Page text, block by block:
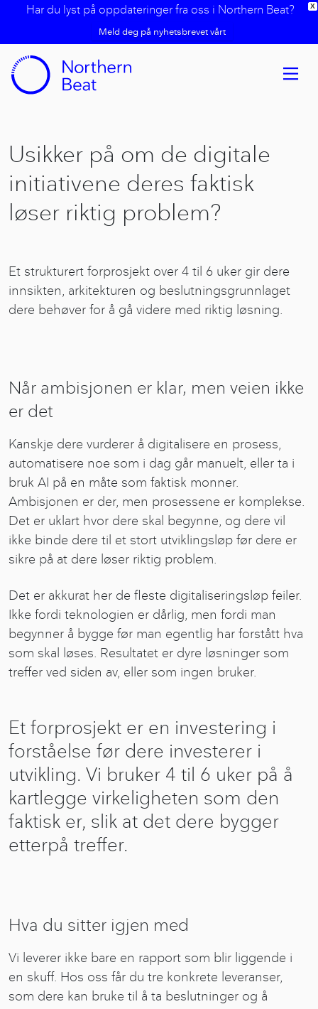
X
Har du lyst på oppdateringer fra oss i Northern Beat?
Meld deg på nyhetsbrevet vårt
Usikker på om de digitale
initiativene deres faktisk
løser riktig problem?
Et strukturert forprosjekt over 4 til 6 uker gir dere
innsikten, arkitekturen og beslutningsgrunnlaget
dere behøver for å gå videre med riktig løsning.
Når ambisjonen er klar, men veien ikke
er det
Kanskje dere vurderer å digitalisere en prosess,
automatisere noe som i dag går manuelt, eller ta i
bruk AI på en måte som faktisk monner.
Ambisjonen er der, men prosessene er komplekse.
Det er uklart hvor dere skal begynne, og dere vil
ikke binde dere til et stort utviklingsløp før dere er
sikre på at dere løser riktig problem.
Det er akkurat her de fleste digitaliseringsløp feiler.
Ikke fordi teknologien er dårlig, men fordi man
begynner å bygge før man egentlig har forstått hva
som skal løses. Resultatet er dyre løsninger som
treffer ved siden av, eller som ingen bruker.
Et forprosjekt er en investering i
forståelse før dere investerer i
utvikling. Vi bruker 4 til 6 uker på å
kartlegge virkeligheten som den
faktisk er, slik at det dere bygger
etterpå treffer.
Hva du sitter igjen med
Vi leverer ikke bare en rapport som blir liggende i
en skuff. Hos oss får du tre konkrete leveranser,
som dere kan bruke til å ta beslutninger og å